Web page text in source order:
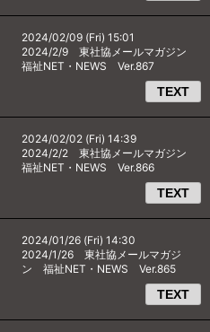
2024/02/09 (Fri) 15:01
2024/2/9 東社協メールマガジン
福祉NET・NEWS Ver.867
TEXT
2024/02/02 (Fri) 14:39
2024/2/2 東社協メールマガジン
福祉NET・NEWS Ver.866
TEXT
2024/01/26 (Fri) 14:30
2024/1/26 東社協メールマガジ
ン 福祉NET・NEWS Ver.865
TEXT